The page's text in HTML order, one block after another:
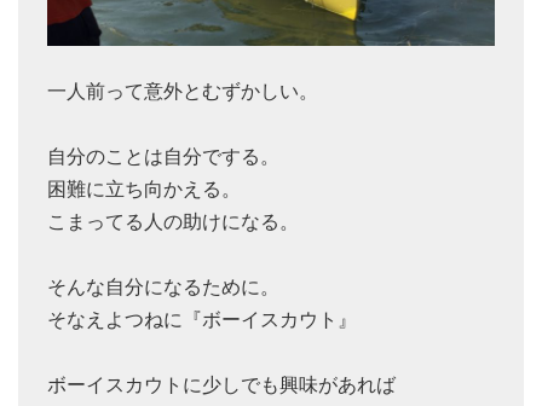
一人前って意外とむずかしい。
自分のことは自分でする。
困難に立ち向かえる。
こまってる人の助けになる。
そんな自分になるために。
そなえよつねに『ボーイスカウト』
ボーイスカウトに少しでも興味があれば